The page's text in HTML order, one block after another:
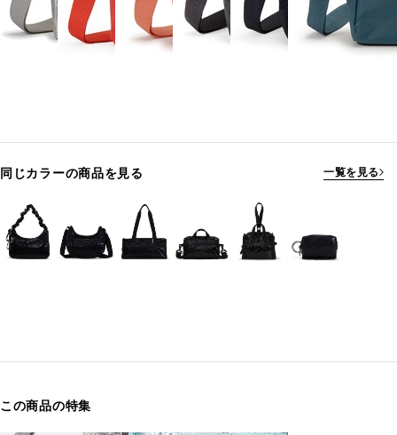
同じカラーの商品を見る 一覧を見る
この商品の特集